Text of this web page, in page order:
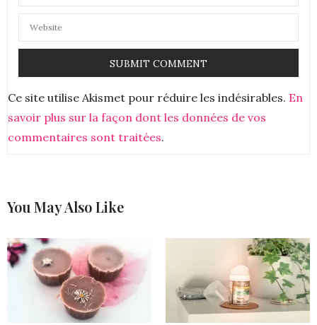
30 JUILLET 2018 À 8 H 09 MIN
J’adore les produits à base d’aloe vera, alors la
crème visage doit être top !
Ce site utilise Akismet pour réduire les indésirables. En
savoir plus sur la façon dont les données de vos
commentaires sont traitées.
You May Also Like